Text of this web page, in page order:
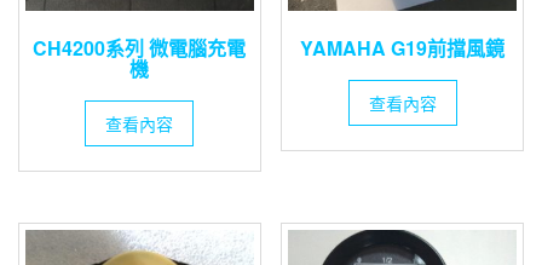
CH4200系列 微電腦充電
機
查看內容
YAMAHA G19前擋風鏡
查看內容